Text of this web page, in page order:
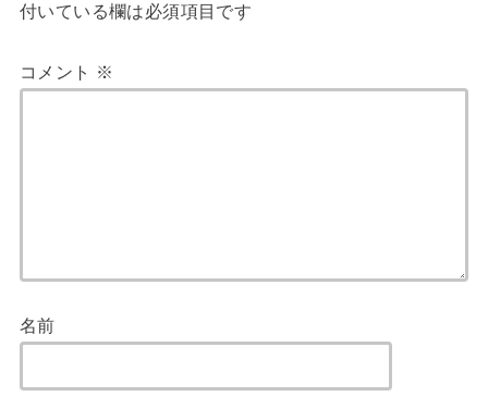
付いている欄は必須項目です
コメント ※
名前